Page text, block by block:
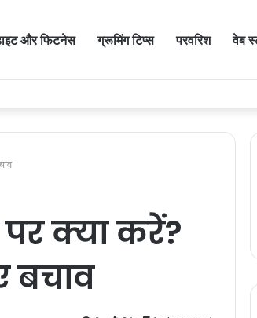
और फिटनेस ग्रूमिंग टिप्स परवरिश वेब
पर क्या करें?
बचाव